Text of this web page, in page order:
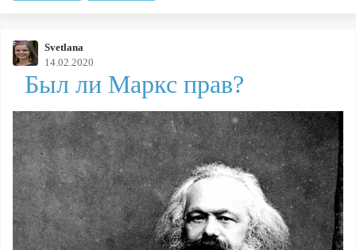
Svetlana
14.02.2020
Был ли Маркс прав?